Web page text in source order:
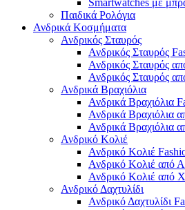
Παιδικά Ρολόγια
Ανδρικά Κοσμήματα
Ανδρικός Σταυρός
Ανδρικός Σταυρός
Ανδρικός Σταυρός
Ανδρικός Σταυρός
Ανδρικά Βραχιόλια
Ανδρικά Βραχιόλια
Ανδρικά Βραχιόλια
Ανδρικά Βραχιόλια
Ανδρικό Κολιέ
Ανδρικό Κολιέ
Ανδρικό Κολιέ από
Ανδρικό Κολιέ από
Ανδρικό Δαχτυλίδι
Ανδρικό Δαχτυλίδι